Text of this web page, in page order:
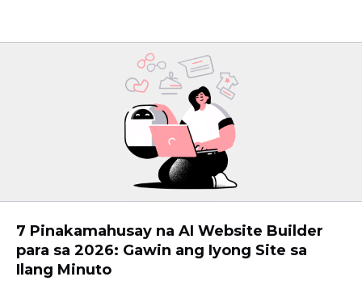
7 Pinakamahusay na AI Website Builder
para sa 2026: Gawin ang Iyong Site sa
Ilang Minuto